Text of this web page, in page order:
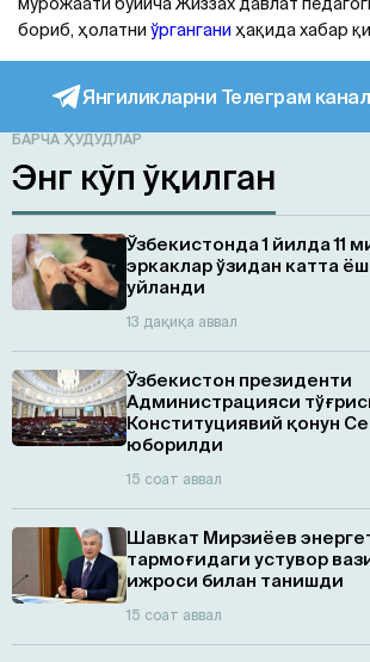
бориб, ҳолатни ўргангани ҳақида хабар
Янгиликларни Телеграм
БАРЧА ҲУДУДЛАР
Энг кўп ўқилган
Ўзбекистонда 1 йилда 11
эркаклар ўзидан катта
уйланди
13 дақиқа аввал
Ўзбекистон президенти
Администрацияси
Конституциявий қонун
юборилди
15 соат аввал
Шавкат Мирзиёев
тармоғидаги устувор
ижроси билан танишди
15 соат аввал